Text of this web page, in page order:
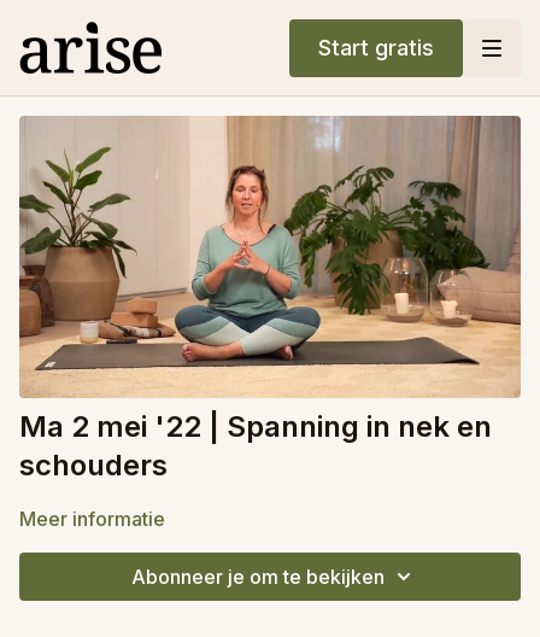
Start gratis
Ma 2 mei '22 | Spanning in nek en
schouders
Meer informatie
Abonneer je om te bekijken